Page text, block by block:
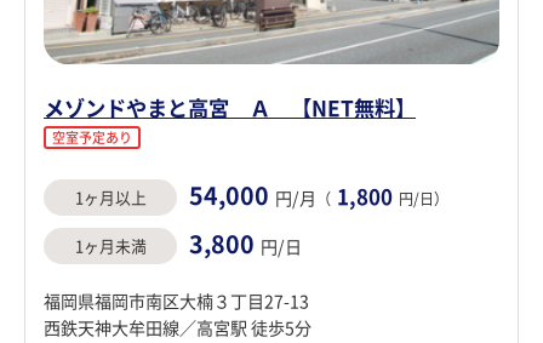
メゾンドやまと高宮 Ａ 【NET無料】
空室予定あり
1ヶ月以上 54,000 円/月 （ 1,800 円/日）
1ヶ月未満 3,800 円/日
福岡県福岡市南区大楠３丁目27-13
西鉄天神大牟田線／高宮駅 徒歩5分